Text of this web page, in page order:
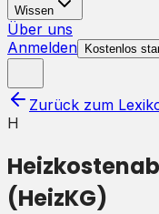
Wissen
Über uns
Anmelden
Kostenlos
Zurück zum
H
(HeizKG)